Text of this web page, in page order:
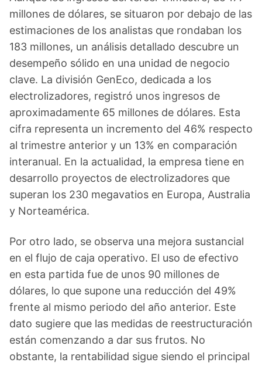
millones de dólares, se situaron por debajo de las
estimaciones de los analistas que rondaban los
183 millones, un análisis detallado descubre un
desempeño sólido en una unidad de negocio
clave. La división GenEco, dedicada a los
electrolizadores, registró unos ingresos de
aproximadamente 65 millones de dólares. Esta
cifra representa un incremento del 46% respecto
al trimestre anterior y un 13% en comparación
interanual. En la actualidad, la empresa tiene en
desarrollo proyectos de electrolizadores que
superan los 230 megavatios en Europa, Australia
y Norteamérica.
Por otro lado, se observa una mejora sustancial
en el flujo de caja operativo. El uso de efectivo
en esta partida fue de unos 90 millones de
dólares, lo que supone una reducción del 49%
frente al mismo periodo del año anterior. Este
dato sugiere que las medidas de reestructuración
están comenzando a dar sus frutos. No
obstante, la rentabilidad sigue siendo el principal